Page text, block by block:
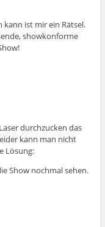
kann ist mir ein Rätsel.
showkonforme
durchzucken das
kann man nicht
Lösung:
Show nochmal sehen.